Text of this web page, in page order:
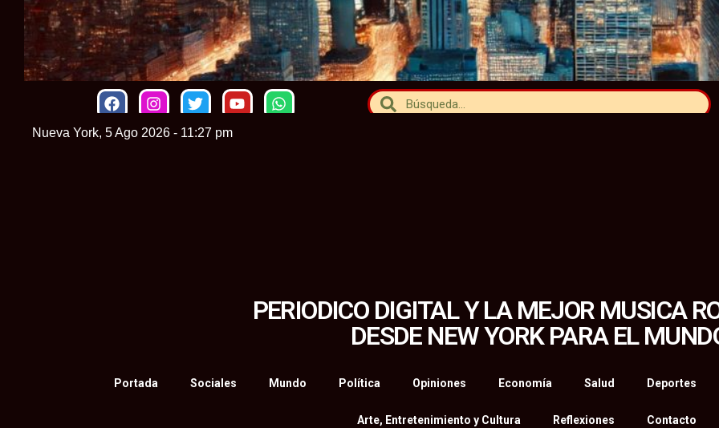
Nueva York, 5 Ago 2026 - 11:27 pm
PERIODICO DIGITAL Y LA MEJOR MUSICA
DESDE NEW YORK PARA EL
Portada Sociales Mundo Política Opiniones Economía Salud Deportes
Arte, Entretenimiento y Cultura Reflexiones Contacto